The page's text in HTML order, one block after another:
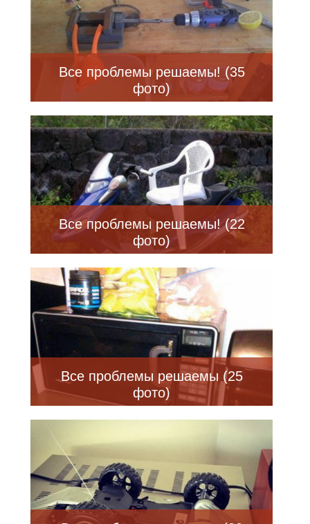
Все проблемы решаемы! (35
фото)
Все проблемы решаемы! (22
фото)
Все проблемы решаемы (25
фото)